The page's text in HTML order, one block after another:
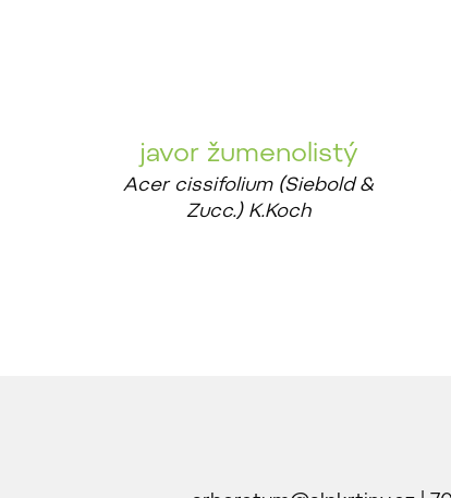
javor žumenolistý
Acer cissifolium (Siebold &
Zucc.) K.Koch